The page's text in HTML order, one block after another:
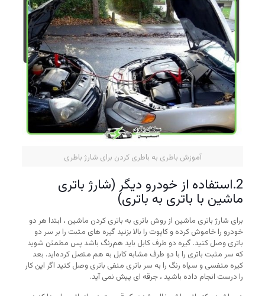
آموزش باطری به باطری کردن برای شارژ باطری
2.استفاده از خودرو دیگر (شارژ باتری
ماشین با باتری به باتری)
برای شارژ باتری ماشین از روش باتری به باتری کردن ماشین ، ابتدا هر دو
خودرو را خاموش کرده و کاپوت را بالا بزنید گیره های مثبت را بر سر دو
باتری وصل کنید. گیره دو طرف کابل باید هم‌رنگ باشد پس مطمئن شوید
که سر مثبت باتری را با دو طرف مشابه کابل به هم متصل کرده‌اید. بعد
کیره منفسی و سیاه رنگ را به سر باتری منفی باتری وصل کنید اگر این کار
را درست انجام داده باشید ، جرقه ای پیش نمی آید.